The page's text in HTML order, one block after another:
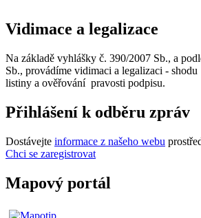
Vidimace a legalizace
Na základě vyhlášky č. 390/2007 Sb., a
Sb., provádíme vidimaci a legalizaci -
listiny a ověřování pravosti podpisu.
Přihlášení k odběru zpráv
Dostávejte informace z našeho webu
Chci se zaregistrovat
Mapový portál